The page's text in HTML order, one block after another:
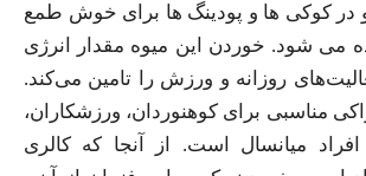
در کوکی ها و پودینگ ها برای خوش طمع
می شود. خوردن این میوه مقدار انرژی
روزانه و ورزش را تامین می‌کند.
مناسبی برای کوهنوردان، ورزشکاران،
میانسال است. از آنجا که کالری